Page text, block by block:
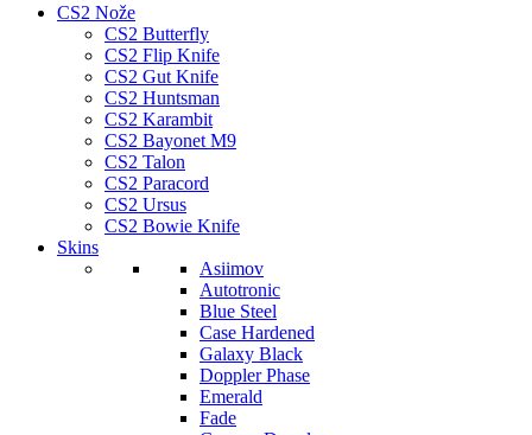
CS2 Nože
CS2 Butterfly
CS2 Flip Knife
CS2 Gut Knife
CS2 Huntsman
CS2 Karambit
CS2 Bayonet M9
CS2 Talon
CS2 Paracord
CS2 Ursus
CS2 Bowie Knife
Skins
Asiimov
Autotronic
Blue Steel
Case Hardened
Galaxy Black
Doppler Phase
Emerald
Fade